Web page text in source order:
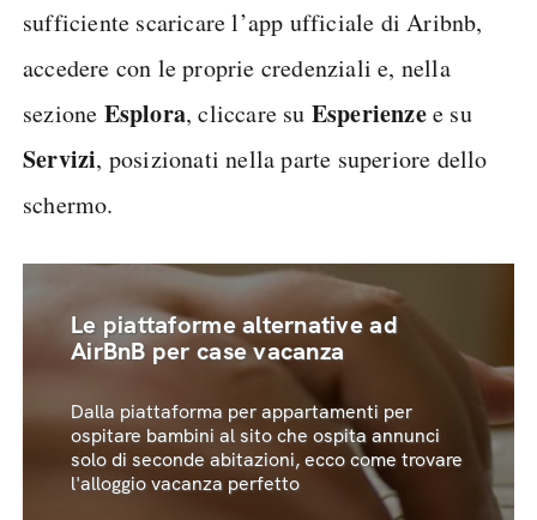
sufficiente scaricare l’app ufficiale di Aribnb,
accedere con le proprie credenziali e, nella
sezione Esplora, cliccare su Esperienzee su
Servizi, posizionati nella parte superiore dello
schermo.
Le piattaforme alternative ad
AirBnB per case vacanza
Dalla piattaforma per appartamenti per
ospitare bambini al sito che ospita annunci
solo di seconde abitazioni, ecco come trovare
l'alloggio vacanza perfetto